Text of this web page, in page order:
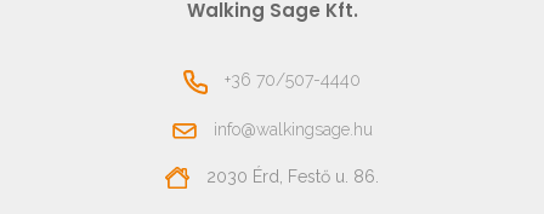
Walking Sage Kft.
+36 70/507-4440
info@walkingsage.hu
2030 Érd, Festő u. 86.